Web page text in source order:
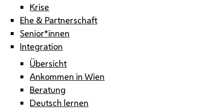
Krise
Ehe & Partnerschaft
Senior*innen
Integration
Übersicht
Ankommen in Wien
Beratung
Deutsch lernen